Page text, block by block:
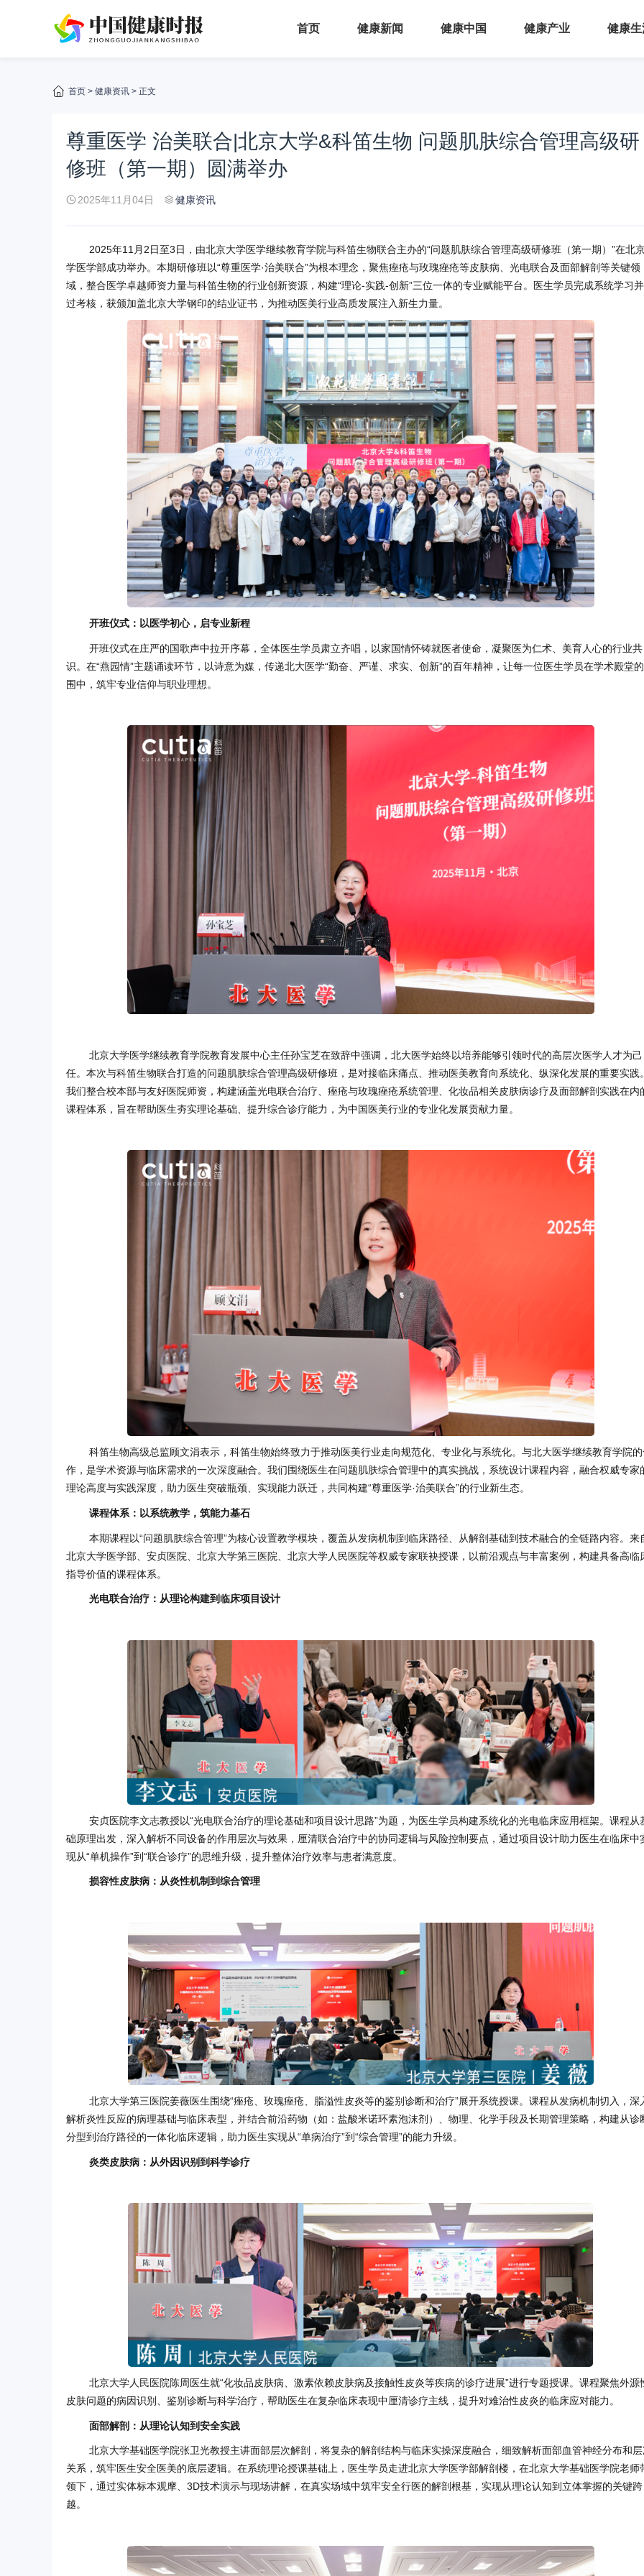
首页 健康新闻 健康中国 健康产业 健康生
首页 > 健康资讯 > 正文
尊重医学 治美联合|北京大学&科笛生物 问题肌肤综合管理高级研
修班（第一期）圆满举办
2025年11月04日 健康资讯
2025年11月2日至3日，由北京大学医学继续教育学院与科笛生物联合主办的“问题肌肤综合管理高级研修班（第一期）”在北
学医学部成功举办。本期研修班以“尊重医学·治美联合”为根本理念，聚焦痤疮与玫瑰痤疮等皮肤病、光电联合及面部解剖等关键领
域，整合医学卓越师资力量与科笛生物的行业创新资源，构建“理论-实践-创新”三位一体的专业赋能平台。医生学员完成系统学习
过考核，获颁加盖北京大学钢印的结业证书，为推动医美行业高质发展注入新生力量。
开班仪式：以医学初心，启专业新程
开班仪式在庄严的国歌声中拉开序幕，全体医生学员肃立齐唱，以家国情怀铸就医者使命，凝聚医为仁术、美育人心的行业共
识。在“燕园情”主题诵读环节，以诗意为媒，传递北大医学“勤奋、严谨、求实、创新”的百年精神，让每一位医生学员在学术殿堂
围中，筑牢专业信仰与职业理想。
北京大学医学继续教育学院教育发展中心主任孙宝芝在致辞中强调，北大医学始终以培养能够引领时代的高层次医学人才为己
任。本次与科笛生物联合打造的问题肌肤综合管理高级研修班，是对接临床痛点、推动医美教育向系统化、纵深化发展的重要实践
我们整合校本部与友好医院师资，构建涵盖光电联合治疗、痤疮与玫瑰痤疮系统管理、化妆品相关皮肤病诊疗及面部解剖实践在内
课程体系，旨在帮助医生夯实理论基础、提升综合诊疗能力，为中国医美行业的专业化发展贡献力量。
科笛生物高级总监顾文涓表示，科笛生物始终致力于推动医美行业走向规范化、专业化与系统化。与北大医学继续教育学院
作，是学术资源与临床需求的一次深度融合。我们围绕医生在问题肌肤综合管理中的真实挑战，系统设计课程内容，融合权威专家
理论高度与实践深度，助力医生突破瓶颈、实现能力跃迁，共同构建“尊重医学·治美联合”的行业新生态。
课程体系：以系统教学，筑能力基石
本期课程以“问题肌肤综合管理”为核心设置教学模块，覆盖从发病机制到临床路径、从解剖基础到技术融合的全链路内容。来
北京大学医学部、安贞医院、北京大学第三医院、北京大学人民医院等权威专家联袂授课，以前沿观点与丰富案例，构建具备高临
指导价值的课程体系。
光电联合治疗：从理论构建到临床项目设计
安贞医院李文志教授以“光电联合治疗的理论基础和项目设计思路”为题，为医生学员构建系统化的光电临床应用框架。课程从
础原理出发，深入解析不同设备的作用层次与效果，厘清联合治疗中的协同逻辑与风险控制要点，通过项目设计助力医生在临床中
现从“单机操作”到“联合诊疗”的思维升级，提升整体治疗效率与患者满意度。
损容性皮肤病：从炎性机制到综合管理
北京大学第三医院姜薇医生围绕“痤疮、玫瑰痤疮、脂溢性皮炎等的鉴别诊断和治疗”展开系统授课。课程从发病机制切入，深
解析炎性反应的病理基础与临床表型，并结合前沿药物（如：盐酸米诺环素泡沫剂）、物理、化学手段及长期管理策略，构建从诊
分型到治疗路径的一体化临床逻辑，助力医生实现从“单病治疗”到“综合管理”的能力升级。
炎类皮肤病：从外因识别到科学诊疗
北京大学人民医院陈周医生就“化妆品皮肤病、激素依赖皮肤病及接触性皮炎等疾病的诊疗进展”进行专题授课。课程聚焦外源
皮肤问题的病因识别、鉴别诊断与科学治疗，帮助医生在复杂临床表现中厘清诊疗主线，提升对难治性皮炎的临床应对能力。
面部解剖：从理论认知到安全实践
北京大学基础医学院张卫光教授主讲面部层次解剖，将复杂的解剖结构与临床实操深度融合，细致解析面部血管神经分布和
关系，筑牢医生安全医美的底层逻辑。在系统理论授课基础上，医生学员走进北京大学医学部解剖楼，在北京大学基础医学院老师
领下，通过实体标本观摩、3D技术演示与现场讲解，在真实场域中筑牢安全行医的解剖根基，实现从理论认知到立体掌握的关键跨
越。